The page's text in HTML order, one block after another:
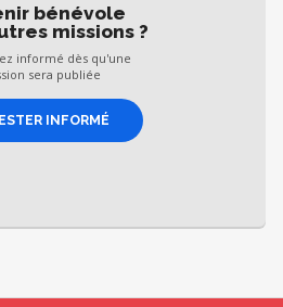
bénévole
missions ?
informé dès qu'une
sera publiée
INFORMÉ